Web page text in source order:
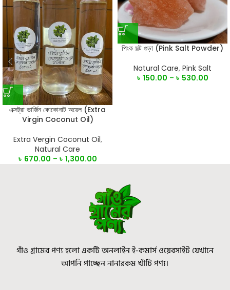
এক্সট্রা ভার্জিন কোকোনাট অয়েল (Extra
Virgin Coconut Oil)
Extra Vergin Coconut Oil,
Natural Care
৳ 670.00 – ৳ 1,300.00
পিংক সল্ট গুড়া (Pink Salt Powder)
Natural Care, Pink Salt
৳ 150.00 – ৳ 530.00
গাঁও গ্রামের পণ্য হলো একটি অনলাইন ই-কমার্স ওয়েবসাইট যেখানে
আপনি পাচ্ছেন নানারকম খাঁটি পণ্য।